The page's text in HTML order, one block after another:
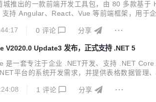
城推出的一款前端开发工具包，由 80 多款基
持 Angular、React、Vue 等前端框架，用于
0 评论 分享
V2020.0 Update3 发布，正式支持 .NET 5
是一套专注于企业 .NET开发、支持 .NET
平台的系统开发需求，并提供表格数据管理
1 评论 分享